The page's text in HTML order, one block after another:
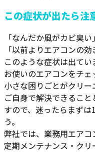
この症状が出たら注
「なんだか風がカビ臭い」
「以前よりエアコンの
このような症状は出てい
お使いのエアコンをチェ
小さな困りごとがクリー
ご自身で解決できるこ
すので、迷ったらまず
う。
弊社では、業務用エアコ
定期メンテナンス・クリ